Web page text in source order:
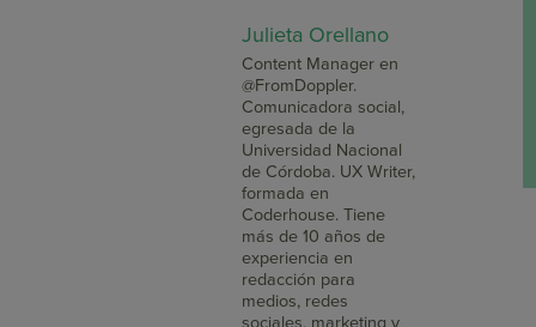
Julieta Orellano
Content Manager en
@FromDoppler.
Comunicadora social,
egresada de la
Universidad Nacional
de Córdoba. UX Writer,
formada en
Coderhouse. Tiene
más de 10 años de
experiencia en
redacción para
medios, redes
sociales, marketing y